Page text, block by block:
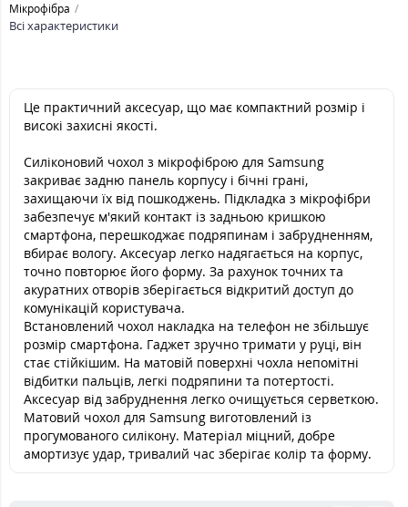
Мікрофібра
Всі характеристики
Це практичний аксесуар, що має компактний розмір і
високі захисні якості.
Силіконовий чохол з мікрофіброю для Samsung
закриває задню панель корпусу і бічні грані,
захищаючи їх від пошкоджень. Підкладка з мікрофібри
забезпечує м'який контакт із задньою кришкою
смартфона, перешкоджає подряпинам і забрудненням,
вбирає вологу. Аксесуар легко надягається на корпус,
точно повторює його форму. За рахунок точних та
акуратних отворів зберігається відкритий доступ до
комунікацій користувача.
Встановлений чохол накладка на телефон не збільшує
розмір смартфона. Гаджет зручно тримати у руці, він
стає стійкішим. На матовій поверхні чохла непомітні
відбитки пальців, легкі подряпини та потертості.
Аксесуар від забруднення легко очищується серветкою.
Матовий чохол для Samsung виготовлений із
прогумованого силікону. Матеріал міцний, добре
амортизує удар, тривалий час зберігає колір та форму.